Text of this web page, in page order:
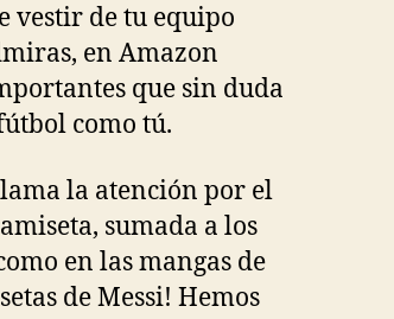
vestir de tu equipo
en Amazon
que sin duda
como tú.
la atención por el
sumada a los
en las mangas de
de Messi! Hemos